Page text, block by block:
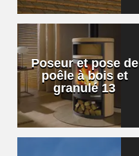
Poseur et pose de
poêle à bois et
granulé 13